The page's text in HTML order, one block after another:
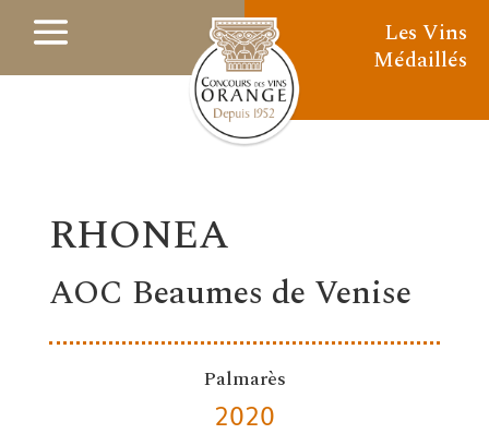
Les Vins
Médaillés
RHONEA
AOC Beaumes de Venise
Palmarès
2020